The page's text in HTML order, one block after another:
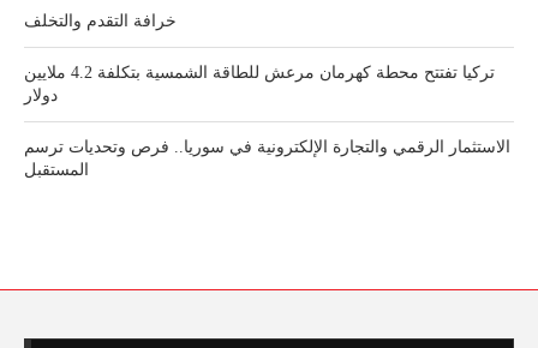
خرافة التقدم والتخلف
تركيا تفتتح محطة كهرمان مرعش للطاقة الشمسية بتكلفة 4.2 ملايين
دولار
الاستثمار الرقمي والتجارة الإلكترونية في سوريا.. فرص وتحديات ترسم
المستقبل